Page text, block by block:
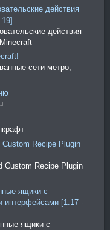
действия
действия
сети метро,
Recipe Plugin
Custom Recipe Plugin
ящики с
интерфейсами [1.17 -
ящики с